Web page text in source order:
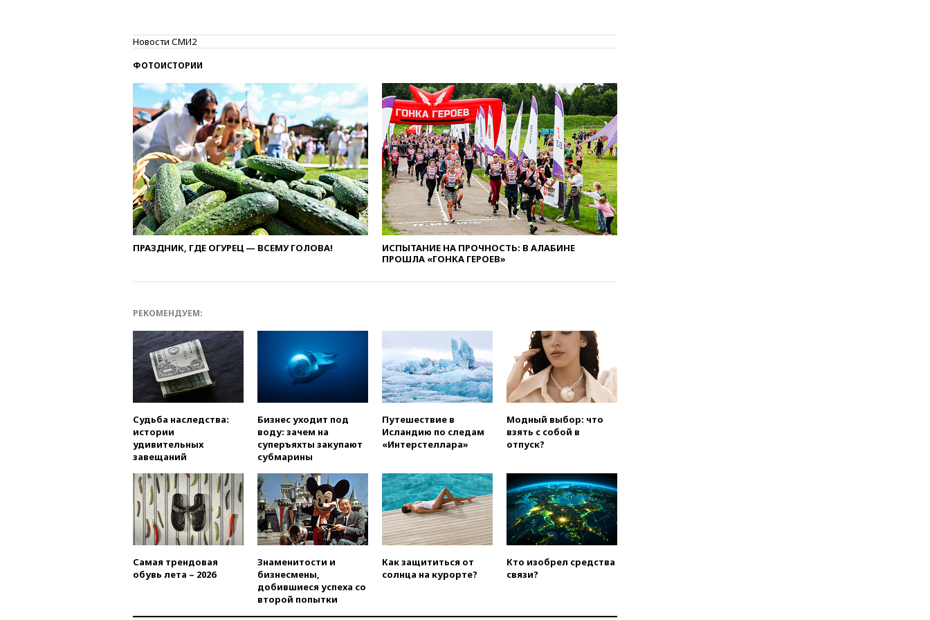
06:30США и Колумбия
обсуждают координацию
05:30ВМС Испании усилили
присутствие в Сеуте на фоне
миграционного кризиса
03:30 В Минстрое сравнили
качество жилья в Нью-Йорке и
России
02:30Трамп попросил
отпустить его с круглого стола
в Госдепе, чтобы «вести
войну»
01:35Мигрант погиб при
попытке попасть из Марокко в
Сеуту на параплане
00:30FT: ЕС не готов принять в
объяснил экономическую
выгоду безвизового режима с
ЕС
вчера, 22:59
На башню
ресторана «Армения» в
скульптуру балерины
вчера, 22:45Литовец
вчера, 22:28Бессент
анонсировал скорое
соглашение о прекращении
огня США и Ирана
получили ножевые ранения
при нападении в Чехии
Новости СМИ2
ФОТОИСТОРИИ
ПРАЗДНИК, ГДЕ ОГУРЕЦ — ВСЕМУ ГОЛОВА!
ИСПЫТАНИЕ НА ПРОЧНОСТЬ: В АЛАБИНЕ
ПРОШЛА «ГОНКА ГЕРОЕВ»
РЕКОМЕНДУЕМ:
Судьба наследства:
истории
удивительных
завещаний
Бизнес уходит под
воду: зачем на
суперъяхты закупают
субмарины
Путешествие в
Исландию по следам
«Интерстеллара»
Модный выбор: что
взять с собой в
отпуск?
Самая трендовая
обувь лета – 2026
Знаменитости и
бизнесмены,
добившиеся успеха со
второй попытки
Как защититься от
солнца на курорте?
Кто изобрел средства
связи?